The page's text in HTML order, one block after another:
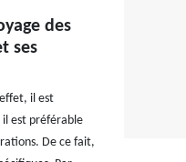
des
ses
il est
il est préférable
De ce fait,